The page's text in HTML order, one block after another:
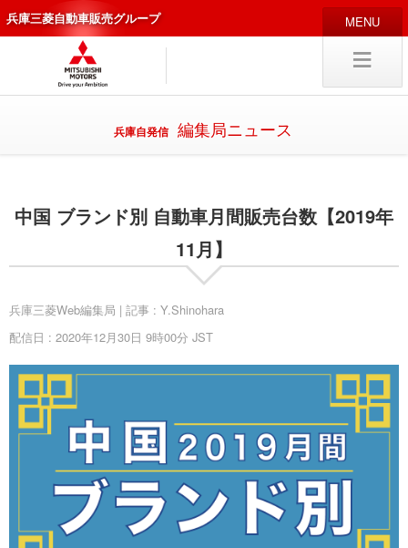
兵庫三菱自動車販売グループ
HOME 販売店
新車 中古・カスタム車
採用情報 キャリア採用
試乗予約
お問い合わせ
兵庫自発信 編集局ニュース
中国 ブランド別 自動車月間販売台数【2019年
11月】
兵庫三菱Web編集局 | 記事 : Y.Shinohara
配信日 : 2020年12月30日 9時00分 JST